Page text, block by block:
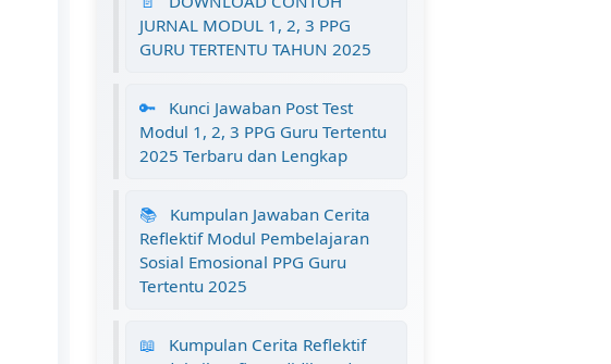
JURNAL MODUL 1, 2, 3 PPG
GURU TERTENTU TAHUN 2025
🔑
Kunci Jawaban Post Test
Modul 1, 2, 3 PPG Guru Tertentu
2025 Terbaru dan Lengkap
📚
Kumpulan Jawaban Cerita
Reflektif Modul Pembelajaran
Sosial Emosional PPG Guru
Tertentu 2025
📖
Kumpulan Cerita Reflektif